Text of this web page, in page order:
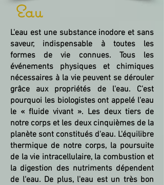
Eau
L'eau est une substance inodore et sans
saveur, indispensable à toutes les
formes de vie connues. Tous les
événements physiques et chimiques
nécessaires à la vie peuvent se dérouler
grâce aux propriétés de l'eau. C'est
pourquoi les biologistes ont appelé l'eau
le « fluide vivant ». Les deux tiers de
notre corps et les deux cinquièmes de la
planète sont constitués d'eau. L'équilibre
thermique de notre corps, la poursuite
de la vie intracellulaire, la combustion et
la digestion des nutriments dépendent
de l'eau. De plus, l'eau est un très bon